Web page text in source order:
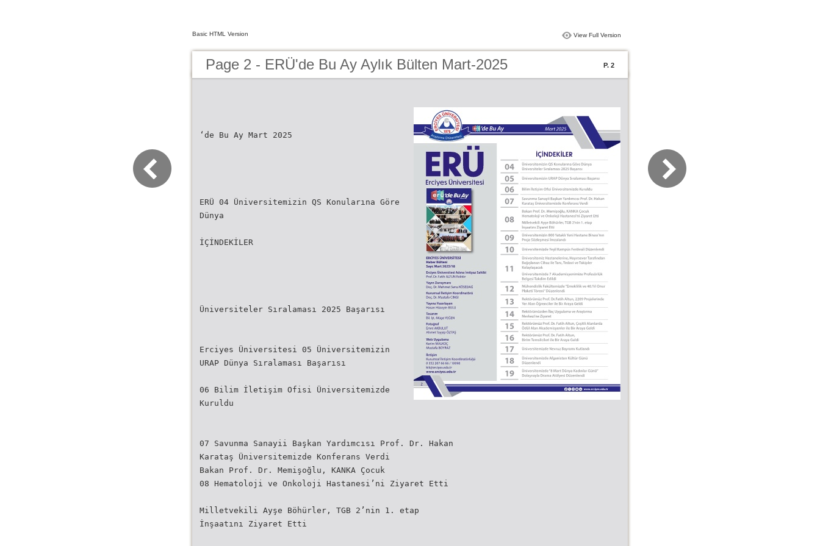
Basic HTML Version View Full Version
Page 2 - ERÜ'de Bu Ay Aylık Bülten Mart-2025 P. 2
‘de Bu Ay Mart 2025
ERÜ 04 Üniversitemizin QS Konularına Göre
Dünya
İÇİNDEKİLER
Üniversiteler Sıralaması 2025 Başarısı
Erciyes Üniversitesi 05 Üniversitemizin
URAP Dünya Sıralaması Başarısı
06 Bilim İletişim Ofisi Üniversitemizde
Kuruldu
07 Savunma Sanayii Başkan Yardımcısı Prof. Dr. Hakan
Karataş Üniversitemizde Konferans Verdi
Bakan Prof. Dr. Memişoğlu, KANKA Çocuk
08 Hematoloji ve Onkoloji Hastanesi’ni Ziyaret Etti
Milletvekili Ayşe Böhürler, TGB 2’nin 1. etap
İnşaatını Ziyaret Etti